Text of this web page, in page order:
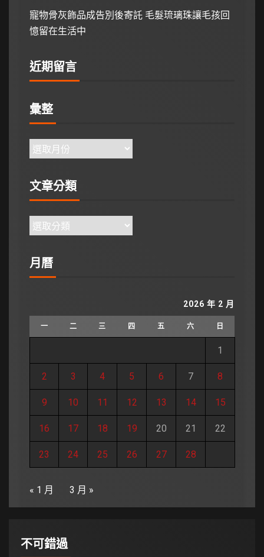
寵物骨灰飾品成告別後寄託 毛髮琉璃珠讓毛孩回
憶留在生活中
近期留言
彙整
文章分類
月曆
2026 年 2 月
一 二 三 四 五 六 日
1
2 3 4 5 6 7 8
9 10 11 12 13 14 15
16 17 18 19 20 21 22
23 24 25 26 27 28
« 1 月 3 月 »
不可錯過